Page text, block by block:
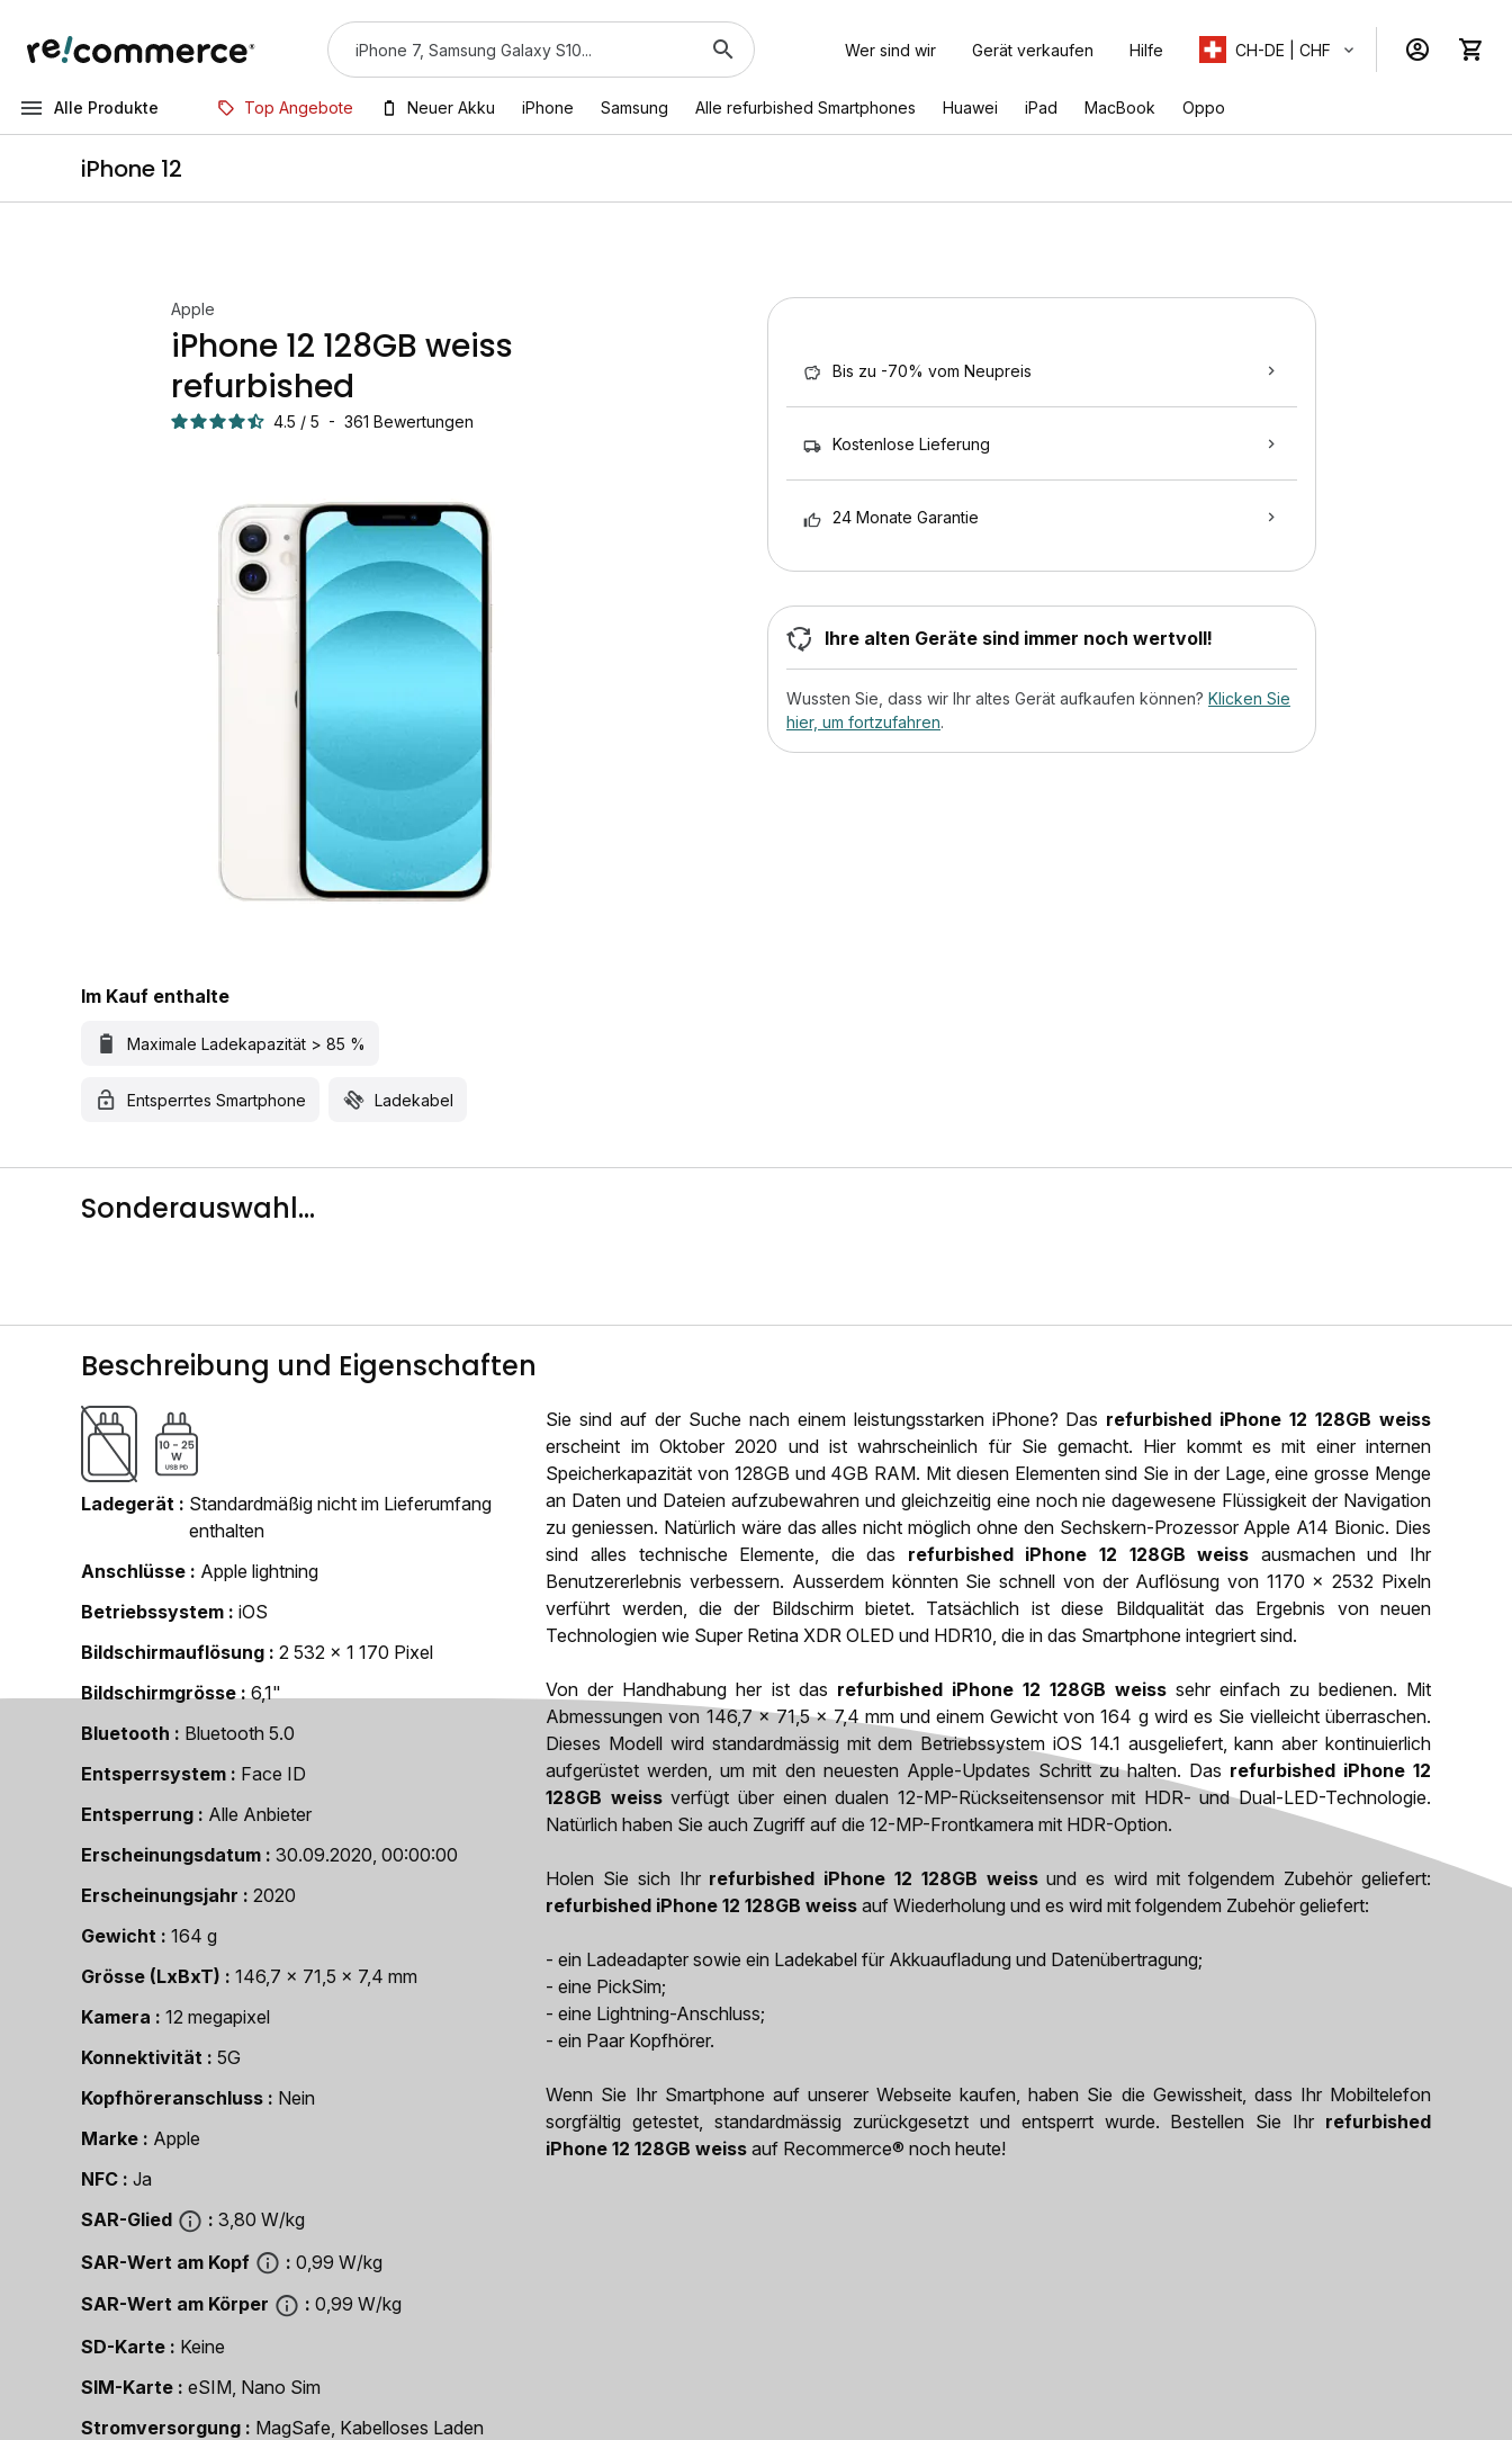
Wer sind wir Gerät verkaufen Hilfe CH-DE | CHF
Alle Produkte Top Angebote Neuer Akku iPhone Samsung Alle refurbished Smartphones Huawei iPad MacBook Oppo
iPhone 12
Apple
iPhone 12 128GB weiss
refurbished
4.5 / 5 - 361 Bewertungen
Im Kauf enthalte
Maximale Ladekapazität > 85 %
Entsperrtes Smartphone Ladekabel
Bis zu -70% vom Neupreis
Kostenlose Lieferung
24 Monate Garantie
Ihre alten Geräte sind immer noch wertvoll!
Wussten Sie, dass wir Ihr altes Gerät aufkaufen können? Klicken Sie
hier, um fortzufahren.
Sonderauswahl...
Beschreibung und Eigenschaften
Ladegerät
Standardmäßig nicht im Lieferumfang
enthalten
Anschlüsse
Apple lightning
Betriebssystem
iOS
Bildschirmauflösung
2 532 x 1 170 Pixel
Bildschirmgrösse
6,1"
Bluetooth
Bluetooth 5.0
Entsperrsystem
Face ID
Entsperrung
Alle Anbieter
Erscheinungsdatum
30.09.2020, 00:00:00
Erscheinungsjahr
2020
Gewicht
164 g
Grösse (LxBxT)
146,7 x 71,5 x 7,4 mm
Kamera
12 megapixel
Konnektivität
5G
Kopfhöreranschluss
Nein
Marke
Apple
NFC
Ja
SAR-Glied
3,80 W/kg
SAR-Wert am Kopf
0,99 W/kg
SAR-Wert am Körper
0,99 W/kg
SD-Karte
Keine
SIM-Karte
eSIM, Nano Sim
Strom­versorgung
MagSafe, Kabelloses Laden
Sie sind auf der Suche nach einem leistungsstarken iPhone? Das refurbished iPhone 12 128GB weiss
erscheint im Oktober 2020 und ist wahrscheinlich für Sie gemacht. Hier kommt es mit einer internen
Speicherkapazität von 128GB und 4GB RAM. Mit diesen Elementen sind Sie in der Lage, eine grosse Menge
an Daten und Dateien aufzubewahren und gleichzeitig eine noch nie dagewesene Flüssigkeit der Navigation
zu geniessen. Natürlich wäre das alles nicht möglich ohne den Sechskern-Prozessor Apple A14 Bionic. Dies
sind alles technische Elemente, die das refurbished iPhone 12 128GB weiss ausmachen und Ihr
Benutzererlebnis verbessern. Ausserdem könnten Sie schnell von der Auflösung von 1170 x 2532 Pixeln
verführt werden, die der Bildschirm bietet. Tatsächlich ist diese Bildqualität das Ergebnis von neuen
Technologien wie Super Retina XDR OLED und HDR10, die in das Smartphone integriert sind.
Von der Handhabung her ist das refurbished iPhone 12 128GB weisssehr einfach zu bedienen. Mit
Abmessungen von 146,7 x 71,5 x 7,4 mm und einem Gewicht von 164 g wird es Sie vielleicht überraschen.
Dieses Modell wird standardmässig mit dem Betriebssystem iOS 14.1 ausgeliefert, kann aber kontinuierlich
aufgerüstet werden, um mit den neuesten Apple-Updates Schritt zu halten. Das refurbished iPhone 12
128GB weissverfügt über einen dualen 12-MP-Rückseitensensor mit HDR- und Dual-LED-Technologie.
Natürlich haben Sie auch Zugriff auf die 12-MP-Frontkamera mit HDR-Option.
Holen Sie sich Ihr refurbished iPhone 12 128GB weissund es wird mit folgendem Zubehör geliefert:
refurbished iPhone 12 128GB weiss auf Wiederholung und es wird mit folgendem Zubehör geliefert:
- ein Ladeadapter sowie ein Ladekabel für Akkuaufladung und Datenübertragung;
- eine PickSim;
- eine Lightning-Anschluss;
- ein Paar Kopfhörer.
Wenn Sie Ihr Smartphone auf unserer Webseite kaufen, haben Sie die Gewissheit, dass Ihr Mobiltelefon
sorgfältig getestet, standardmässig zurückgesetzt und entsperrt wurde. Bestellen Sie Ihr refurbished
iPhone 12 128GB weiss auf Recommerce® noch heute!